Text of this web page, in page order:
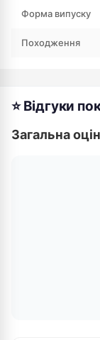
Форма випуску
Походження
⭐ Відгуки
Загальна